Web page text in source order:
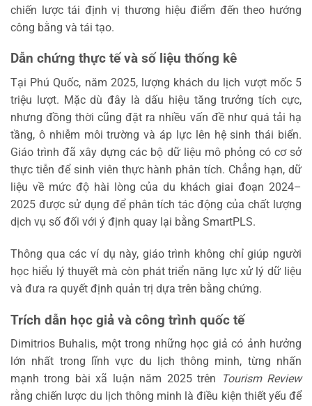
chiến lược tái định vị thương hiệu điểm đến theo hướng
công bằng và tái tạo.
Dẫn chứng thực tế và số liệu thống kê
Tại Phú Quốc, năm 2025, lượng khách du lịch vượt mốc 5
triệu lượt. Mặc dù đây là dấu hiệu tăng trưởng tích cực,
nhưng đồng thời cũng đặt ra nhiều vấn đề như quá tải hạ
tầng, ô nhiễm môi trường và áp lực lên hệ sinh thái biển.
Giáo trình đã xây dựng các bộ dữ liệu mô phỏng có cơ sở
thực tiễn để sinh viên thực hành phân tích. Chẳng hạn, dữ
liệu về mức độ hài lòng của du khách giai đoạn 2024–
2025 được sử dụng để phân tích tác động của chất lượng
dịch vụ số đối với ý định quay lại bằng SmartPLS.
Thông qua các ví dụ này, giáo trình không chỉ giúp người
học hiểu lý thuyết mà còn phát triển năng lực xử lý dữ liệu
và đưa ra quyết định quản trị dựa trên bằng chứng.
Trích dẫn học giả và công trình quốc tế
Dimitrios Buhalis, một trong những học giả có ảnh hưởng
lớn nhất trong lĩnh vực du lịch thông minh, từng nhấn
mạnh trong bài xã luận năm 2025 trên
Tourism Review
rằng chiến lược du lịch thông minh là điều kiện thiết yếu để